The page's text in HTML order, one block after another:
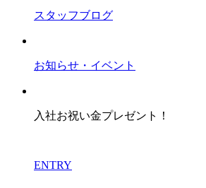
スタッフブログ
お知らせ・イベント
入社お祝い金プレゼント！
ENTRY